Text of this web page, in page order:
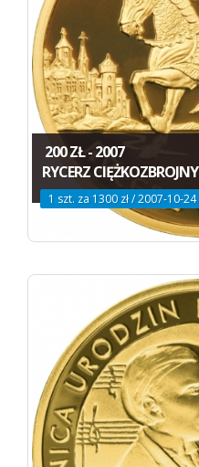
200 ZŁ - 2007
RYCERZ CIĘŻKOZBROJNY
1 szt. za 1300 zł / 2007-10-24